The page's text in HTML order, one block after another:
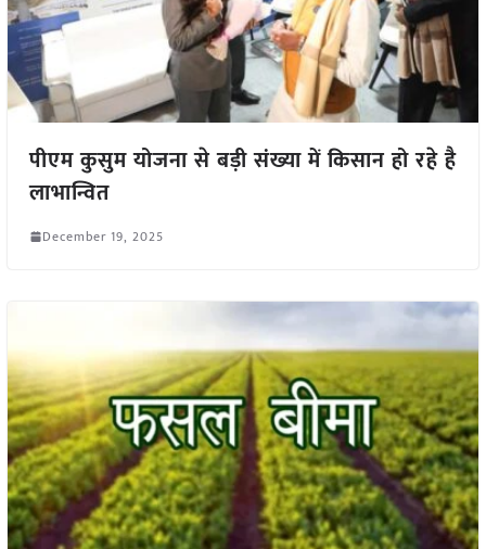
पीएम कुसुम योजना से बड़ी संख्या में किसान हो रहे है
लाभान्वित
December 19, 2025